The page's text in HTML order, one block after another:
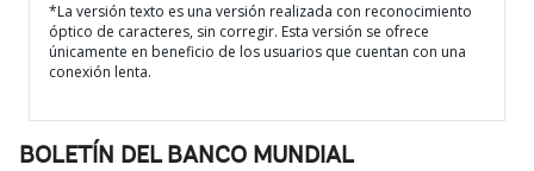
*La versión texto es una versión realizada con reconocimiento
óptico de caracteres, sin corregir. Esta versión se ofrece
únicamente en beneficio de los usuarios que cuentan con una
conexión lenta.
BOLETÍN DEL BANCO MUNDIAL